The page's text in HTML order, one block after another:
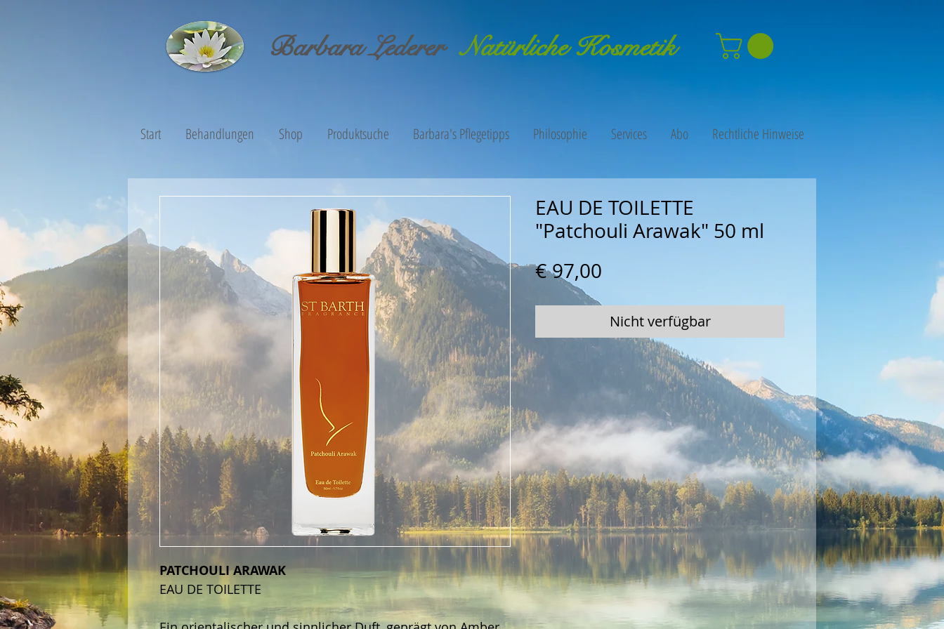
Barbara Lederer Natürliche Kosmetik
Start Behandlungen Shop Produktsuche Barbara's Pflegetipps Philosophie Services Abo Rechtliche Hinweise
PATCHOULI ARAWAK
EAU DE TOILETTE
EAU DE TOILETTE
"Patchouli Arawak" 50 ml
€ 97,00
Nicht verfügbar